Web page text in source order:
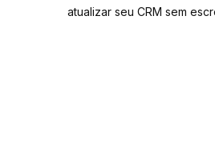
atualizar seu CRM sem